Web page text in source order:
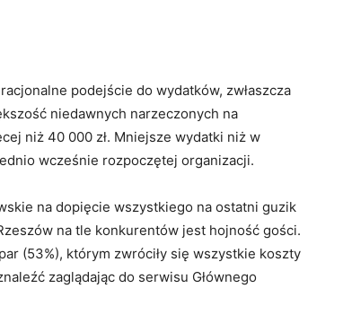
podejście do wydatków, zwłaszcza
niedawnych narzeczonych na
niż 40 000 zł. Mniejsze wydatki niż w
wcześnie rozpoczętej organizacji.
na dopięcie wszystkiego na ostatni guzik
na tle konkurentów jest hojność gości.
(53%), którym zwróciły się wszystkie koszty
zaglądając do serwisu Głównego